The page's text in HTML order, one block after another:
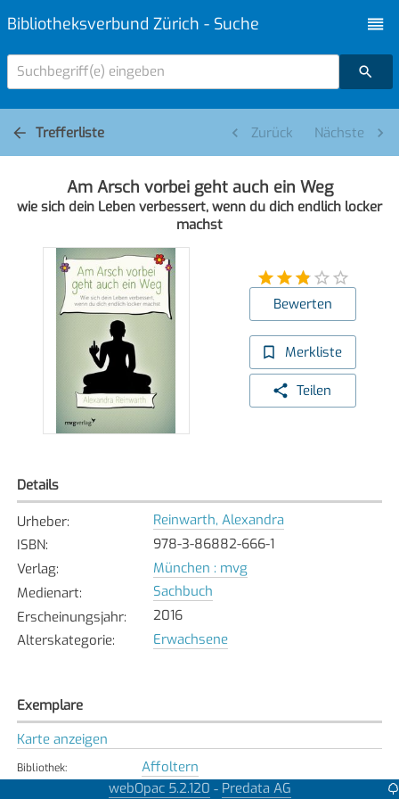
Bibliotheksverbund Zürich - Suche
Suchbegriff(e) eingeben
Trefferliste Zurück Nächste
Am Arsch vorbei geht auch ein Weg
wie sich dein Leben verbessert, wenn du dich endlich locker
machst
Bewerten
Merkliste
Teilen
Details
Urheber:
Reinwarth, Alexandra
ISBN:
978-3-86882-666-1
Verlag:
München : mvg
Medienart:
Sachbuch
Erscheinungsjahr:
2016
Alterskategorie: Erwachsene
Exemplare
Karte anzeigen
Bibliothek: Affoltern
Verfügbar
webOpac 5.2.120 - Predata AG